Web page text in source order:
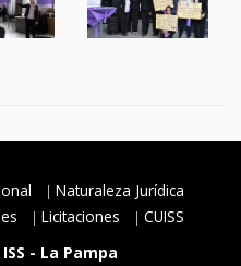
Naturaleza Jurídica
Licitaciones
CUISS
ISS - La Pampa